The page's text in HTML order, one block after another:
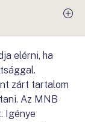
elérni, ha
zárt tartalom
Az MNB
Igénye